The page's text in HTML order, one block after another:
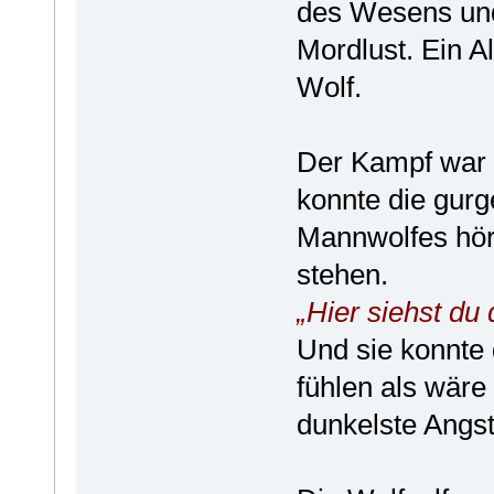
des Wesens
Mordlust. Ein
Wolf.
Der Kampf
konnte die
Mannwolfes
stehen.
„Hier siehst du
Und sie
fühlen als
dunkelste